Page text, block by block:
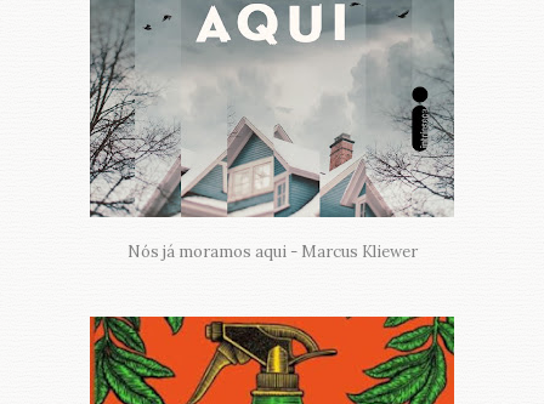
Nós já moramos aqui - Marcus Kliewer